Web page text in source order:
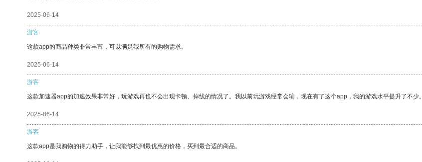
2025-06-14
游客
这款app的商品种类非常丰富，可以满足我所有的购物需求。
2025-06-14
游客
这款加速器app的加速效果非常好，玩游戏再也不会出现卡顿、掉线的情况了。我以前玩游戏经常会输，现在有了这个app，我的游戏水平提升了不少。
2025-06-14
游客
这款app是我购物的得力助手，让我能够找到最优惠的价格，买到最合适的商品。